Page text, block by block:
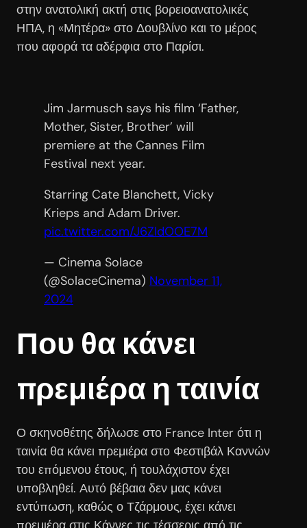
στην ανατολική ακτή στις βορειοανατολικές
ΗΠΑ, η «Μητέρα» στο Δουβλίνο και το μέρος
που αφορά τα αδέρφια στο Παρίσι.
Jim Jarmusch says his film ‘Father,
Mother, Sister, Brother’ will
premiere at the Cannes Film
Festival next year.
Starring Cate Blanchett, Vicky
Krieps and Adam Driver.
pic.twitter.com/J6ZIdOOE7M
— Cinema Solace
(@SolaceCinema) November 11,
2024
Που θα κάνει
πρεμιέρα η ταινία
Ο σκηνοθέτης δήλωσε στο France Inter ότι η
ταινία θα κάνει πρεμιέρα στο Φεστιβάλ Καννών
του επόμενου έτους, ή τουλάχιστον έχει
υποβληθεί. Αυτό βέβαια δεν μας κάνει
εντύπωση, καθώς ο Τζάρμους, έχει κάνει